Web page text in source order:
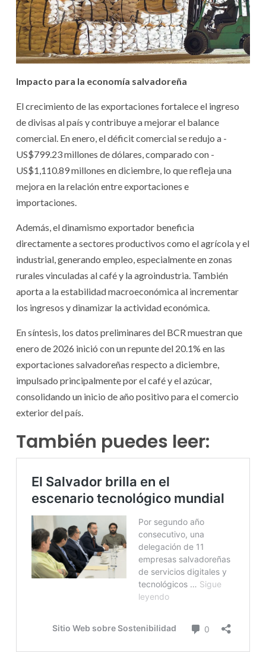
Impacto para la economía salvadoreña
El crecimiento de las exportaciones fortalece el ingreso
de divisas al país y contribuye a mejorar el balance
comercial. En enero, el déficit comercial se redujo a -
US$799.23 millones de dólares, comparado con -
US$1,110.89 millones en diciembre, lo que refleja una
mejora en la relación entre exportaciones e
importaciones.
Además, el dinamismo exportador beneficia
directamente a sectores productivos como el agrícola y el
industrial, generando empleo, especialmente en zonas
rurales vinculadas al café y la agroindustria. También
aporta a la estabilidad macroeconómica al incrementar
los ingresos y dinamizar la actividad económica.
En síntesis, los datos preliminares del BCR muestran que
enero de 2026 inició con un repunte del 20.1% en las
exportaciones salvadoreñas respecto a diciembre,
impulsado principalmente por el café y el azúcar,
consolidando un inicio de año positivo para el comercio
exterior del país.
También puedes leer: